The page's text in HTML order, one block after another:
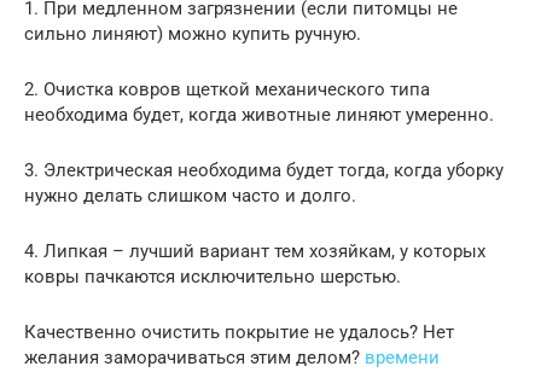
1. При медленном загрязнении (если питомцы не
сильно линяют) можно купить ручную.
2. Очистка ковров щеткой механического типа
необходима будет, когда животные линяют умеренно.
3. Электрическая необходима будет тогда, когда уборку
нужно делать слишком часто и долго.
4. Липкая – лучший вариант тем хозяйкам, у которых
ковры пачкаются исключительно шерстью.
Качественно очистить покрытие не удалось? Нет
желания заморачиваться этим делом? времени